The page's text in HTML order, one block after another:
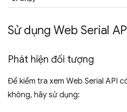
Sử dụng Web Serial
Phát hiện đối tượng
Để kiểm tra xem Web Serial API
không, hãy sử dụng: